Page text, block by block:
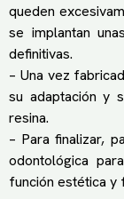
queden
se implantan
definitivas.
– Una vez
su adaptación y
resina.
– Para finalizar,
odontológica
función estética y